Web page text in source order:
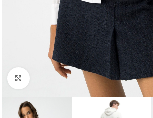
Clique para ampliar